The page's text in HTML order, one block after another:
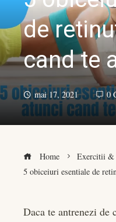
de
cand te
mai 17, 2021 0
Home
Exercitii &
5 obiceiuri esentiale de
Daca te antrenezi de